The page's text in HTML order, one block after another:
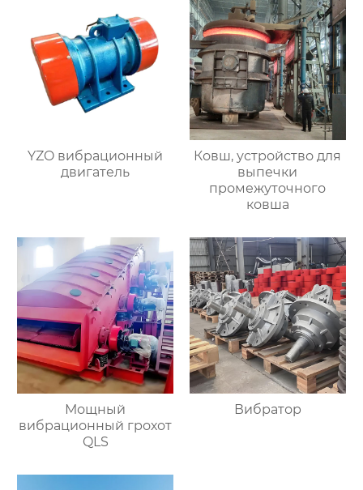
печью
YZO вибрационный
двигатель
Ковш, устройство для
выпечки
промежуточного
ковша
Мощный
вибрационный грохот
QLS
Вибратор